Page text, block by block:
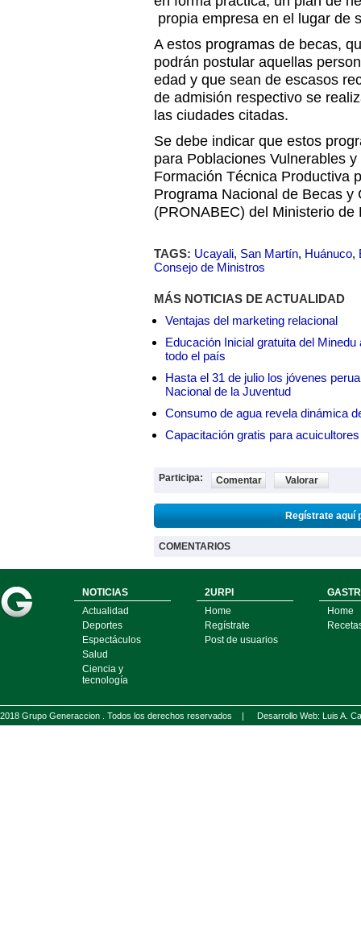
propia empresa en el lugar de
A estos programas de becas,
podrán postular aquellas
edad y que sean de escasos
de admisión respectivo se
las ciudades citadas.
Se debe indicar que estos
para Poblaciones Vulnerables
Formación Técnica Productiva
Programa Nacional de Becas y
(PRONABEC) del Ministerio de
TAGS: Ucayali, San Martín, Huánuco,
Consejo de Ministros
MÁS NOTICIAS DE ACTUALIDAD
Ventajas del marketing relacional
Educación Inicial gratuita del
todo el país
Hasta el 31 de julio los jóvenes
Nacional de la Juventud
Consumo de agua revela dinámica
Capacitación gratis para
Participa: Comentar Valorar
Regístrate aquí
COMENTARIOS
NOTICIAS
Actualidad
Deportes
Espectáculos
Salud
Ciencia y
tecnología
2URPI
Home
Regístrate
Post de usuarios
Home
2018 Grupo Generaccion . Todos los derechos reservados | Desarrollo Web: Luis